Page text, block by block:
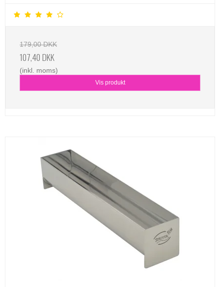
179,00 DKK
107,40 DKK
(inkl. moms)
Vis produkt